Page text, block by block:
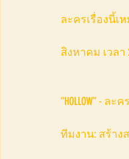
ละครเรื่องนี้เ
สิงหาคม เวล
“HOLLOW” - ละ
ทีมงาน: สร้างส